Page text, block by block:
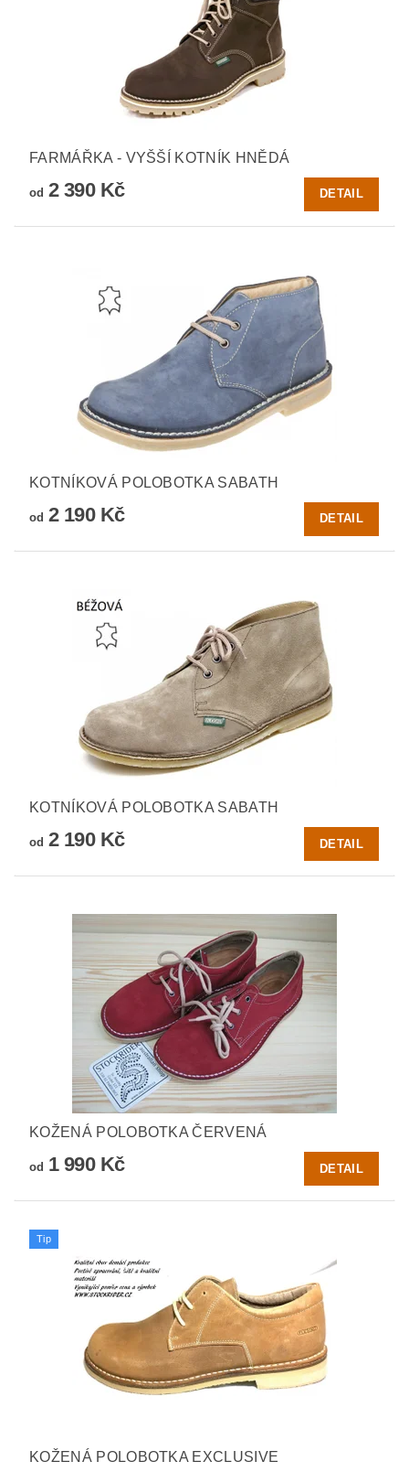
FARMÁŘKA - VYŠŠÍ KOTNÍK HNĚDÁ
od 2 390 Kč DETAIL
KOTNÍKOVÁ POLOBOTKA SABATH
od 2 190 Kč DETAIL
KOTNÍKOVÁ POLOBOTKA SABATH
od 2 190 Kč DETAIL
KOŽENÁ POLOBOTKA ČERVENÁ
od 1 990 Kč DETAIL
Tip
KOŽENÁ POLOBOTKA EXCLUSIVE